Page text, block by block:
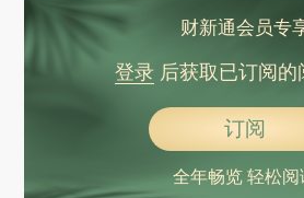
财新通会员专
登录后获取已订阅的
订阅
全年畅览 轻松阅